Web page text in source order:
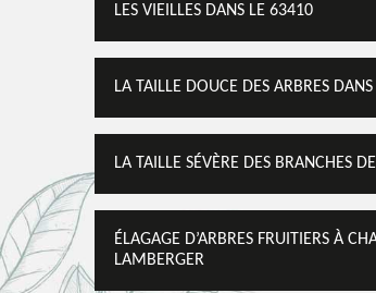
LES VIEILLES DANS LE 63410
LA TAILLE DOUCE DES ARBRES
LA TAILLE SÉVÈRE DES BRANCHES
ÉLAGAGE D’ARBRES FRUITIERS À
LAMBERGER